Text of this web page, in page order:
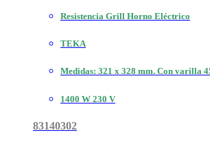
Resistencia Grill Horno Eléctrico
TEKA
Medidas: 321 x 328 mm. Con varilla
1400 W 230 V
83140302